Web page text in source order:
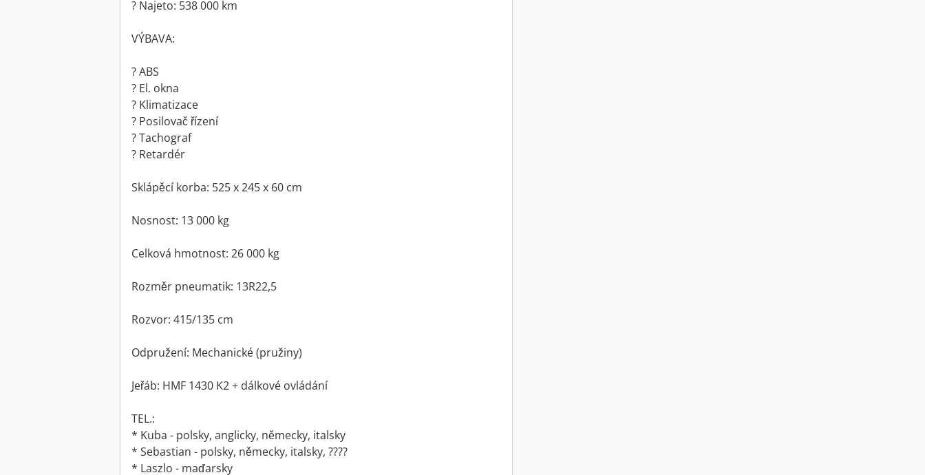
? Najeto: 538 000 km
VÝBAVA:
? ABS
? El. okna
? Klimatizace
? Posilovač řízení
? Tachograf
? Retardér
Sklápěcí korba: 525 x 245 x 60 cm
Nosnost: 13 000 kg
Celková hmotnost: 26 000 kg
Rozměr pneumatik: 13R22,5
Rozvor: 415/135 cm
Odpružení: Mechanické (pružiny)
Jeřáb: HMF 1430 K2 + dálkové ovládání
TEL.:
* Kuba - polsky, anglicky, německy, italsky
* Sebastian - polsky, německy, italsky, ????
* Laszlo - maďarsky